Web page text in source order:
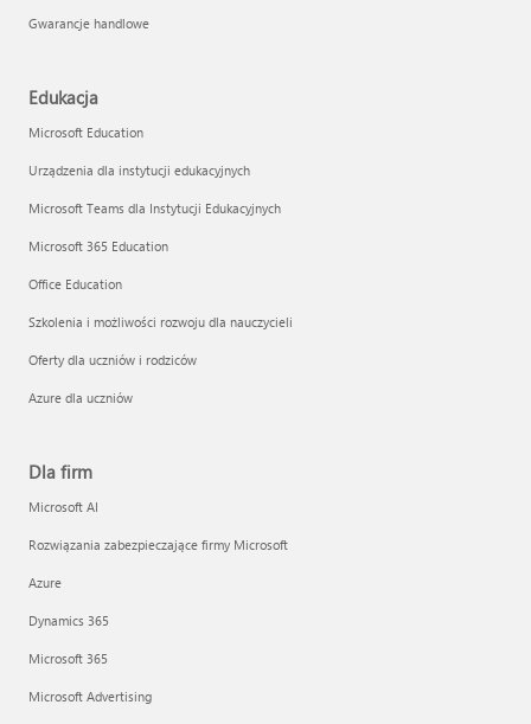
Gwarancje handlowe
Edukacja
Microsoft Education
Urządzenia dla instytucji edukacyjnych
Microsoft Teams dla Instytucji Edukacyjnych
Microsoft 365 Education
Office Education
Szkolenia i możliwości rozwoju dla nauczycieli
Oferty dla uczniów i rodziców
Azure dla uczniów
Dla firm
Microsoft AI
Rozwiązania zabezpieczające firmy Microsoft
Azure
Dynamics 365
Microsoft 365
Microsoft Advertising